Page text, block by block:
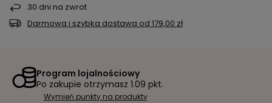
30 dni na zwrot
Darmowa i szybka dostawa od 179,00 zł
Program lojalnościowy
Po zakupie otrzymasz 1.09 pkt.
Wymień punkty na produkty